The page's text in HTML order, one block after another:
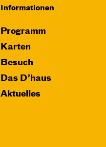
Informationen
Programm
Karten
Besuch
Das D’haus
Aktuelles